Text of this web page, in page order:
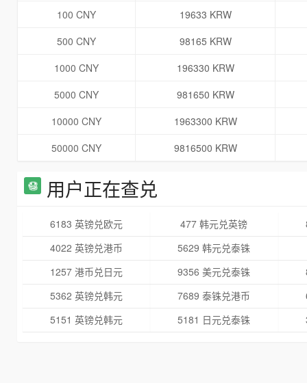
100 CNY
19633 KRW
500 CNY
98165 KRW
1000 CNY
196330 KRW
5000 CNY
981650 KRW
10000 CNY
1963300 KRW
50000 CNY
9816500 KRW
用户正在查兑
6183 英镑兑欧元 477 韩元兑英镑
4022 英镑兑港币
5629 韩元兑泰铢
1257 港币兑日元
9356 美元兑泰铢
5362 英镑兑韩元
7689 泰铢兑港币
5151 英镑兑韩元
5181 日元兑泰铢